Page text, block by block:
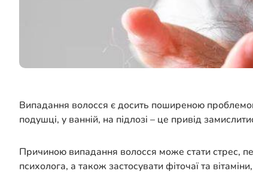
Випадання волосся є досить поширеною
подушці, у ванній, на підлозі – це привід
Причиною випадання волосся може стати стрес,
психолога, а також застосувати фіточаї та